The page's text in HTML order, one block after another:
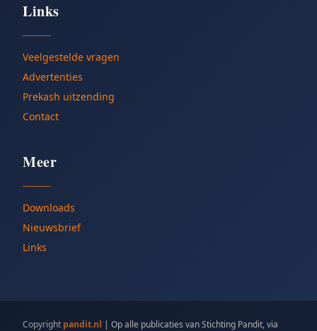
Links
Veelgestelde vragen
Advertenties
Prekash uitzending
Contact
Meer
Downloads
Nieuwsbrief
Links
Copyright pandit.nl | Op alle publicaties van Stichting Pandit, via